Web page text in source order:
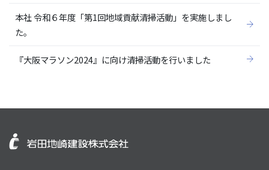
本社 令和６年度「第1回地域貢献清掃活動」を実施しまし
た。
『大阪マラソン2024』に向け清掃活動を行いました